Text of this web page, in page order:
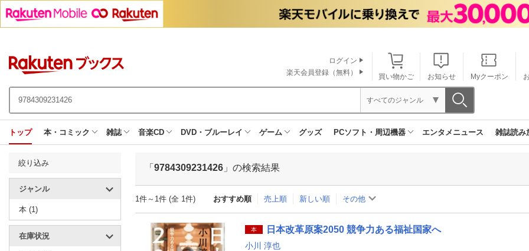
買い物かご お知らせ Myクーポン
ログイン
楽天会員登録（無料）
すべてのジャンル
トップ 本・コミック 雑誌 音楽CD DVD・ブルーレイ ゲーム グッズ PCソフト・周辺機器 エンタメニュース 雑誌読み
絞り込み
ジャンル
本 (1)
在庫状況
「 9784309231426 」の検索結果
1件～1件 (全 1件) おすすめ順 売上順 新しい順 その他
本 日本改革原案2050 競争力ある福祉国家へ
小川 淳也